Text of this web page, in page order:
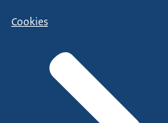
Cookies